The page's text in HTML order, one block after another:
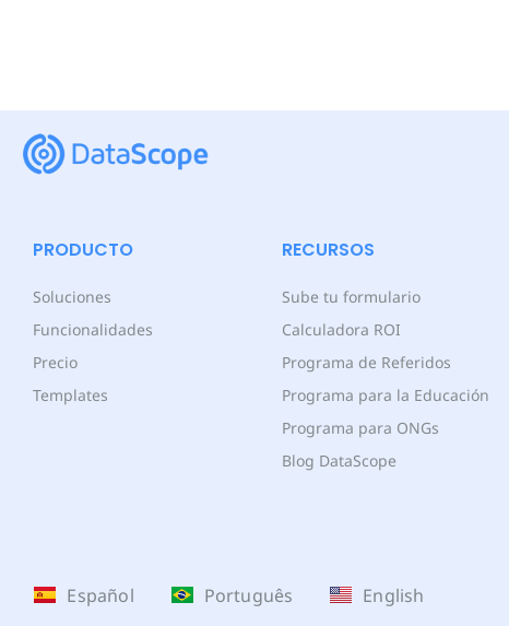
PRODUCTO
Soluciones
Funcionalidades
Precio
Templates
RECURSOS
Sube tu formulario
Calculadora ROI
Programa de Referidos
Programa para la Educación
Programa para ONGs
Blog DataScope
Español Português English